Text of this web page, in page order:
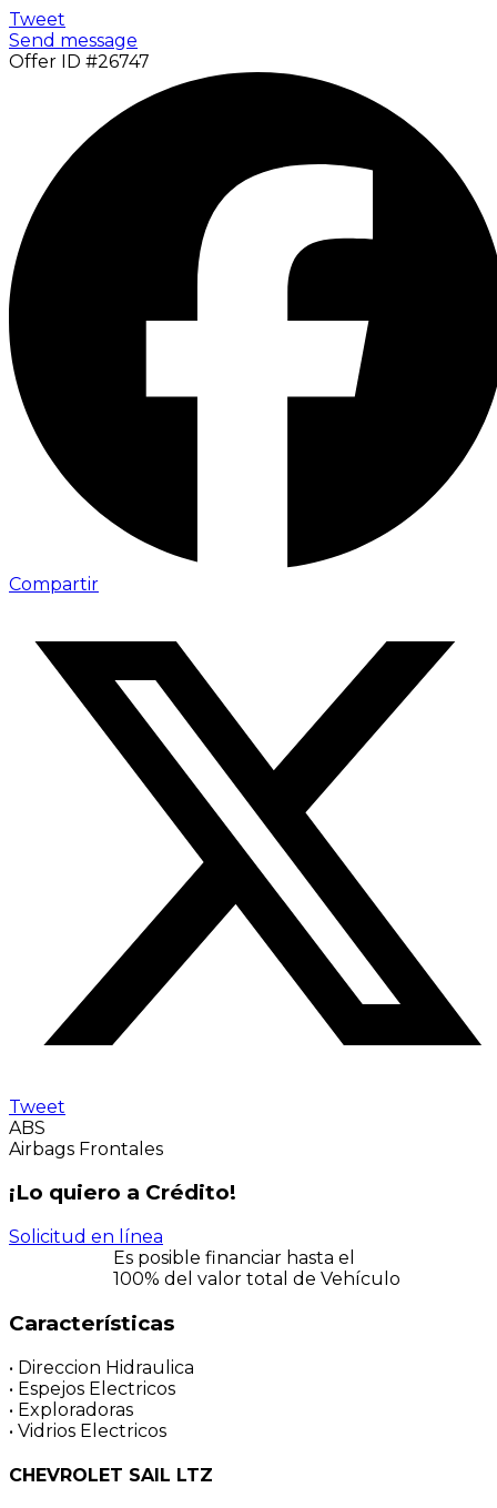
Tweet
Send message
Offer ID #26747
Compartir
Tweet
ABS
Airbags Frontales
¡Lo quiero a Crédito!
Solicitud en línea
Es posible financiar hasta el
100% del valor total de Vehículo
Características
• Direccion Hidraulica
• Espejos Electricos
• Exploradoras
• Vidrios Electricos
CHEVROLET SAIL LTZ